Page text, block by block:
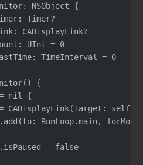
NSObject {
Timer?
CADisplayLink?
UInt = 0
TimeInterval = 0
{
nil {
CADisplayLink(target: self,
RunLoop.main,
= false